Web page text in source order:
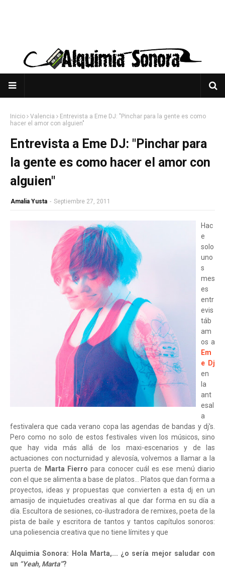
Inicio Valencia
Entrevista a Eme DJ: "Pinchar para la gente es como
hacer el amor con alguien"
Entrevista a Eme DJ: "Pinchar para
la gente es como hacer el amor con
alguien"
Amalia Yusta - Septiembre 27, 2011
Hac
e
solo
uno
s
mes
es
entr
evis
táb
am
os a
Em
e Dj
en
la
ant
esal
a
festivalera que cada verano copa las agendas de bandas y dj's.
Pero como no solo de estos festivales viven los músicos, sino
que hay vida más allá de los maxi-escenarios y de las
actuaciones con nocturnidad y alevosía, volvemos a llamar a la
puerta de
Marta Fierro para conocer cuál es ese menú diario
con el que se alimenta a base de platos... Platos que dan forma a
proyectos, ideas y propuestas que convierten a esta dj en un
amasijo de inquietudes creativas al que dar forma en su día a
día. Escultora de sesiones, co-ilustradora de remixes, poeta de la
pista de baile y escritora de tantos y tantos capítulos sonoros:
una poliesencia creativa que no tiene límites y que
Alquimia Sonora: Hola Marta,... ¿o sería mejor saludar con
un “Yeah, Marta”?